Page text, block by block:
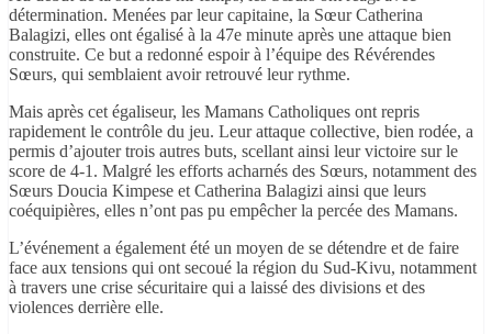
détermination. Menées par leur capitaine, la Sœur Catherina
Balagizi, elles ont égalisé à la 47e minute après une attaque bien
construite. Ce but a redonné espoir à l’équipe des Révérendes
Sœurs, qui semblaient avoir retrouvé leur rythme.
Mais après cet égaliseur, les Mamans Catholiques ont repris
rapidement le contrôle du jeu. Leur attaque collective, bien rodée, a
permis d’ajouter trois autres buts, scellant ainsi leur victoire sur le
score de 4-1. Malgré les efforts acharnés des Sœurs, notamment des
Sœurs Doucia Kimpese et Catherina Balagizi ainsi que leurs
coéquipières, elles n’ont pas pu empêcher la percée des Mamans.
L’événement a également été un moyen de se détendre et de faire
face aux tensions qui ont secoué la région du Sud-Kivu, notamment
à travers une crise sécuritaire qui a laissé des divisions et des
violences derrière elle.